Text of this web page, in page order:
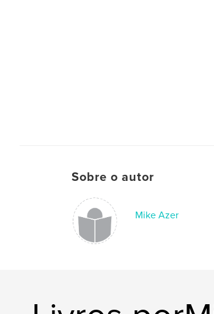
Sobre o autor
Mike Azer